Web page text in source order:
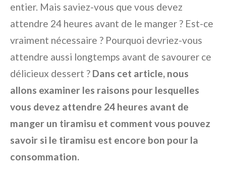
entier. Mais saviez-vous que vous devez
attendre 24 heures avant de le manger ? Est-ce
vraiment nécessaire ? Pourquoi devriez-vous
attendre aussi longtemps avant de savourer ce
délicieux dessert ? Dans cet article, nous
allons examiner les raisons pour lesquelles
vous devez attendre 24 heures avant de
manger un tiramisu et comment vous pouvez
savoir si le tiramisu est encore bon pour la
consommation.